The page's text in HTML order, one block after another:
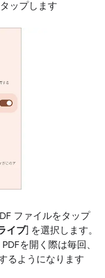
ップします
ファイルをタップ
イブ] を選択します。
を開く際は毎回、
るようになります